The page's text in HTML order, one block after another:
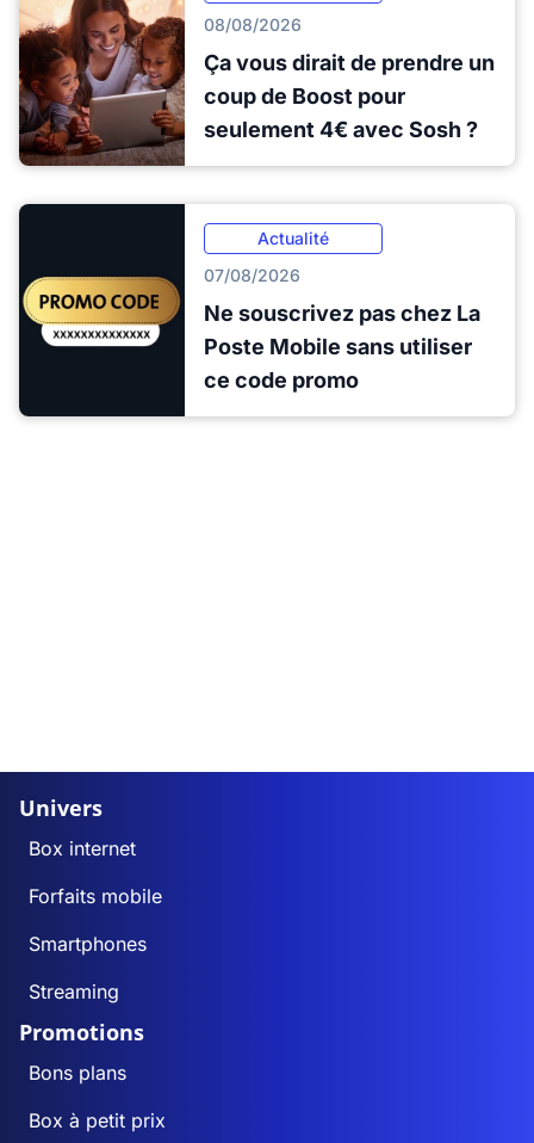
08/08/2026
Ça vous dirait de prendre un
coup de Boost pour
seulement 4€ avec Sosh ?
Actualité
07/08/2026
Ne souscrivez pas chez La
Poste Mobile sans utiliser
ce code promo
Univers
Box internet
Forfaits mobile
Smartphones
Streaming
Promotions
Bons plans
Box à petit prix